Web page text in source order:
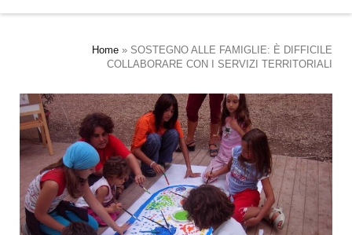
Home » SOSTEGNO ALLE FAMIGLIE: È DIFFICILE
COLLABORARE CON I SERVIZI TERRITORIALI